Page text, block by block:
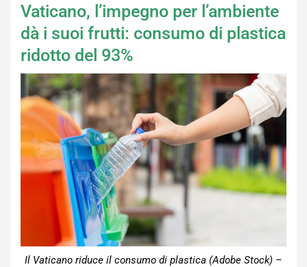
Vaticano, l’impegno per l’ambiente
dà i suoi frutti: consumo di plastica
ridotto del 93%
Il Vaticano riduce il consumo di plastica (Adobe Stock) –